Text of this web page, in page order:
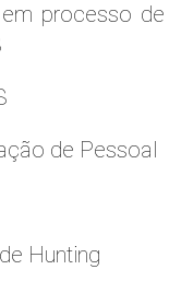
processo de
de Pessoal
Hunting